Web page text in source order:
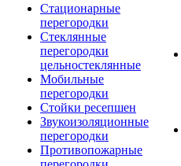
Стационарные
перегородки
Стеклянные
перегородки
цельностеклянные
Мобильные
перегородки
Стойки ресепшен
Звукоизоляционные
перегородки
Противопожарные